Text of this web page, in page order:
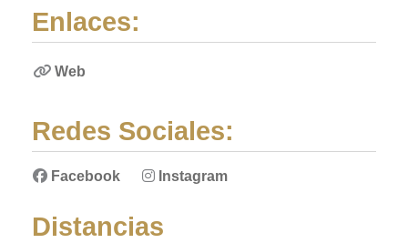
Enlaces:
Web
Redes Sociales:
Facebook Instagram
Distancias